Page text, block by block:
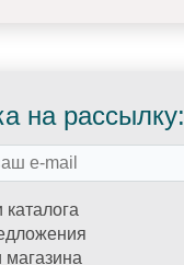
на рассылку:
каталога
магазина